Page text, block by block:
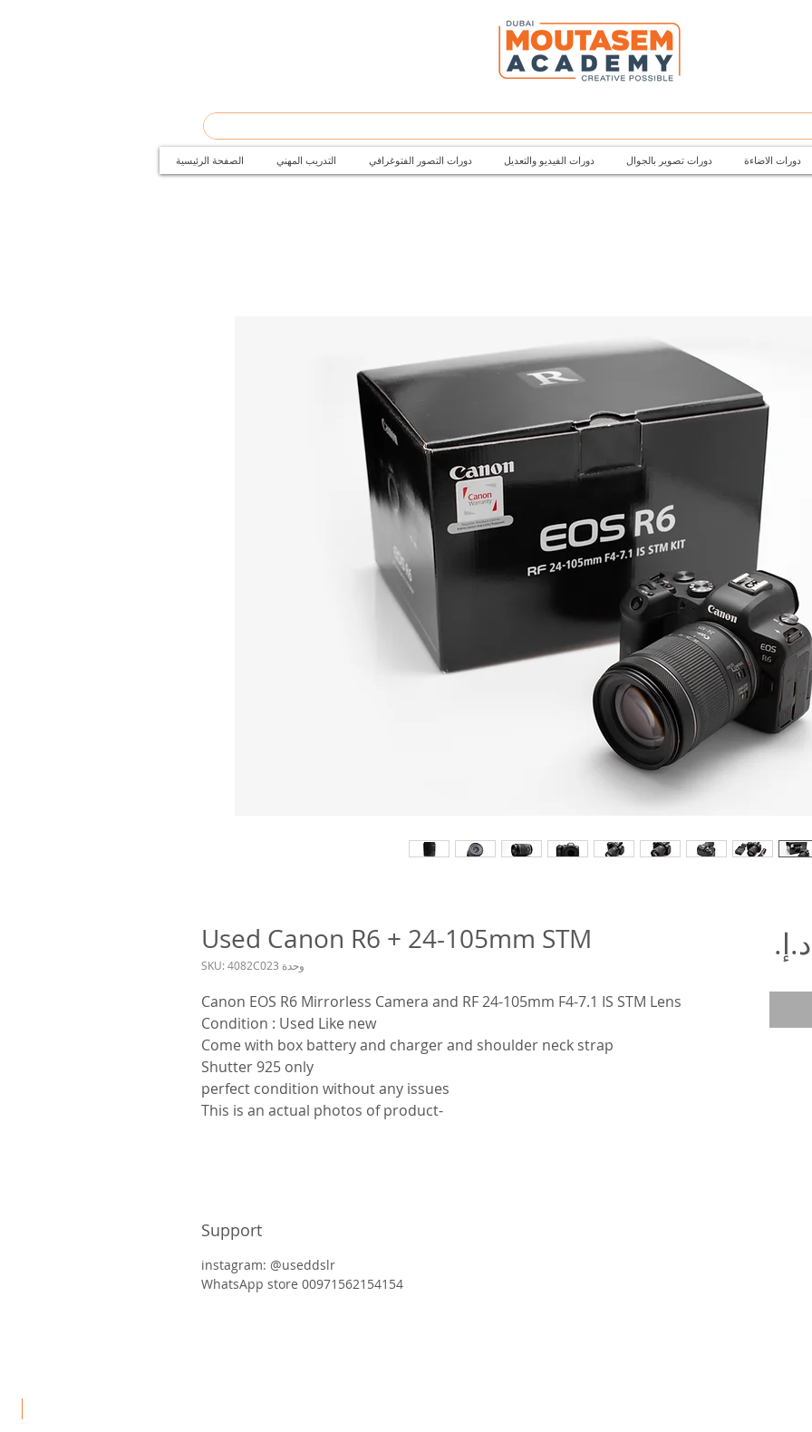
الصفحة الرئيسية التدريب المهني دورات التصور الفتوغرافي دورات الفيديو والتعديل دورات تصوير بالجوال دورات الاضاءة
Used Canon R6 + 24-105mm STM
وحدة SKU: 4082C023
Canon EOS R6 Mirrorless Camera and RF 24-105mm F4-7.1 IS STM Lens
Condition : Used Like new
Come with box battery and charger and shoulder neck strap
Shutter 925 only
perfect condition without any issues
-This is an actual photos of product
Support
instagram: @useddslr
WhatsApp store 00971562154154